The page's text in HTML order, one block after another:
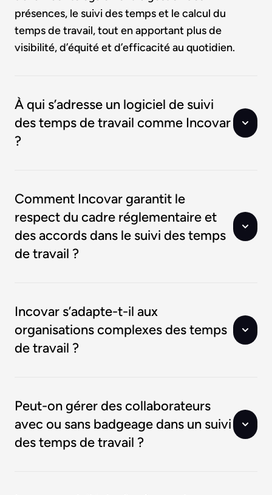
présences, le suivi des temps et le calcul du
temps de travail, tout en apportant plus de
visibilité, d’équité et d’efficacité au quotidien.
À qui s’adresse un logiciel de suivi
des temps de travail comme Incovar
?
Comment Incovar garantit le
respect du cadre réglementaire et
des accords dans le suivi des temps
de travail ?
Incovar s’adapte-t-il aux
organisations complexes des temps
de travail ?
Peut-on gérer des collaborateurs
avec ou sans badgeage dans un suivi
des temps de travail ?